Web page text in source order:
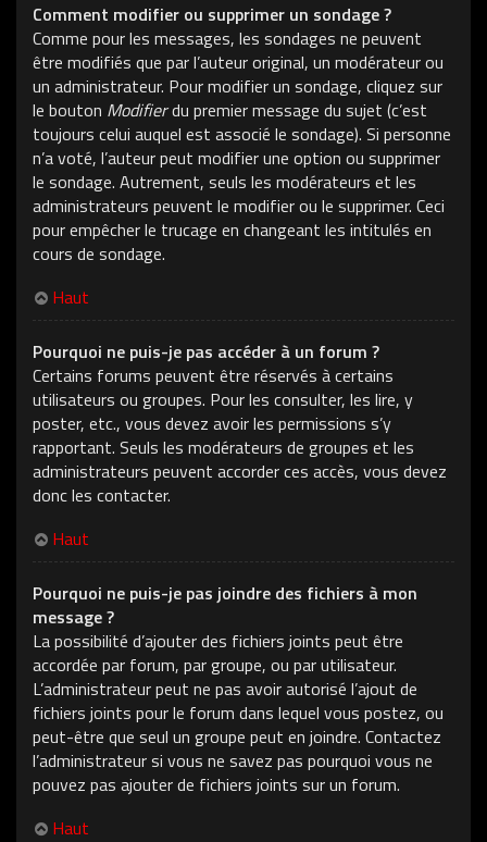
Comment modifier ou supprimer un sondage ?
Comme pour les messages, les sondages ne peuvent
être modifiés que par l’auteur original, un modérateur ou
un administrateur. Pour modifier un sondage, cliquez sur
le bouton Modifierdu premier message du sujet (c’est
toujours celui auquel est associé le sondage). Si personne
n’a voté, l’auteur peut modifier une option ou supprimer
le sondage. Autrement, seuls les modérateurs et les
administrateurs peuvent le modifier ou le supprimer. Ceci
pour empêcher le trucage en changeant les intitulés en
cours de sondage.
Haut
Pourquoi ne puis-je pas accéder à un forum ?
Certains forums peuvent être réservés à certains
utilisateurs ou groupes. Pour les consulter, les lire, y
poster, etc., vous devez avoir les permissions s’y
rapportant. Seuls les modérateurs de groupes et les
administrateurs peuvent accorder ces accès, vous devez
donc les contacter.
Haut
Pourquoi ne puis-je pas joindre des fichiers à mon
message ?
La possibilité d’ajouter des fichiers joints peut être
accordée par forum, par groupe, ou par utilisateur.
L’administrateur peut ne pas avoir autorisé l’ajout de
fichiers joints pour le forum dans lequel vous postez, ou
peut-être que seul un groupe peut en joindre. Contactez
l’administrateur si vous ne savez pas pourquoi vous ne
pouvez pas ajouter de fichiers joints sur un forum.
Haut